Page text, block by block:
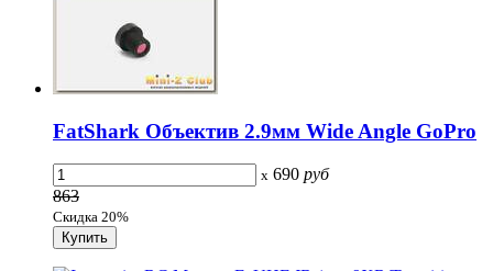
FatShark Объектив 2.9мм Wide Angle GoPro
x 690 руб
863
Скидка 20%